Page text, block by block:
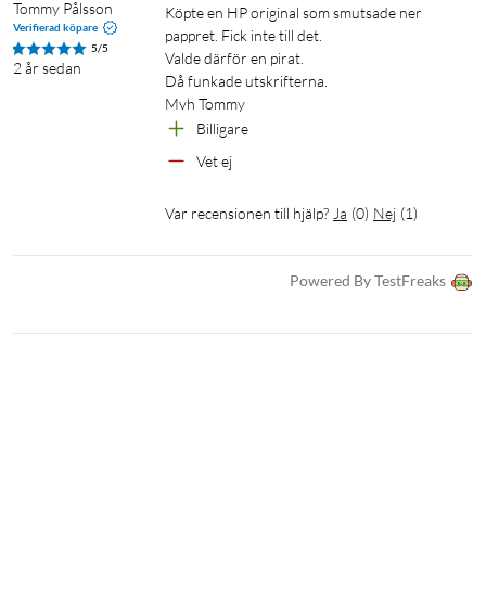
Tommy Pålsson
Verifierad köpare
5/5
2 år sedan
Köpte en HP original som smutsade ner
pappret. Fick inte till det.
Valde därför en pirat.
Då funkade utskrifterna.
Mvh Tommy
Billigare
Vet ej
Var recensionen till hjälp? Ja (0) Nej (1)
Powered By TestFreaks